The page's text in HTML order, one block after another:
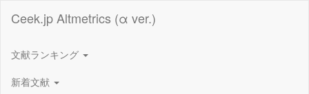
Ceek.jp Altmetrics (α ver.)
文献ランキング
新着文献